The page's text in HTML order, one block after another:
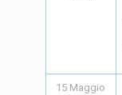
15 Maggio